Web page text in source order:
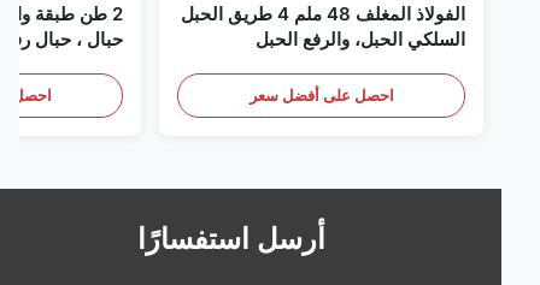
الفولاذ المغلف 48 ملم 4 طريق الحبل
السلكي الحبل، والرفع الحبل
احصل على أفضل سعر
2 طن طبقة واحدة
حبال ، حبال رفع لا
احصل على
أرسل استفسارًا